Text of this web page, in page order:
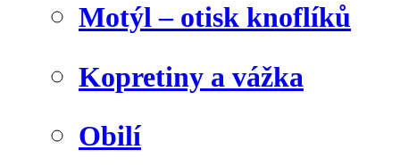
Motýl – otisk knoflíků
Kopretiny a vážka
Obilí